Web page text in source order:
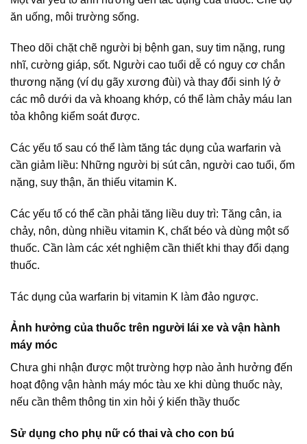
ăn uống, môi trường sống.
Theo dõi chặt chẽ người bị bệnh gan, suy tim nặng, rung
nhĩ, cường giáp, sốt. Người cao tuổi dễ có nguy cơ chắn
thương nặng (ví dụ gãy xương đùi) và thay đổi sinh lý ở
các mô dưới da và khoang khớp, có thể làm chảy máu lan
tỏa không kiểm soát được.
Các yếu tố sau có thể làm tăng tác dụng của warfarin và
cần giảm liều: Những người bị sút cân, người cao tuổi, ốm
nặng, suy thận, ăn thiếu vitamin K.
Các yếu tố có thể cần phải tăng liều duy trì: Tăng cân, ia
chảy, nôn, dùng nhiều vitamin K, chất béo và dùng một số
thuốc. Cần làm các xét nghiệm cần thiết khi thay đổi dạng
thuốc.
Tác dụng của warfarin bị vitamin K làm đảo ngược.
Ảnh hưởng của thuốc trên người lái xe và vận hành
máy móc
Chưa ghi nhận được một trường hợp nào ảnh hưởng đến
hoạt động vận hành máy móc tàu xe khi dùng thuốc này,
nếu cần thêm thông tin xin hỏi ý kiến thầy thuốc
Sử dụng cho phụ nữ có thai và cho con bú